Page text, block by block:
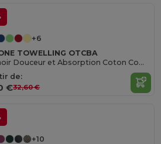
+6
TOWELLING OTCBA
Peignoir Douceur et Absorption Coton Combed
de:
€32,60 €
+10